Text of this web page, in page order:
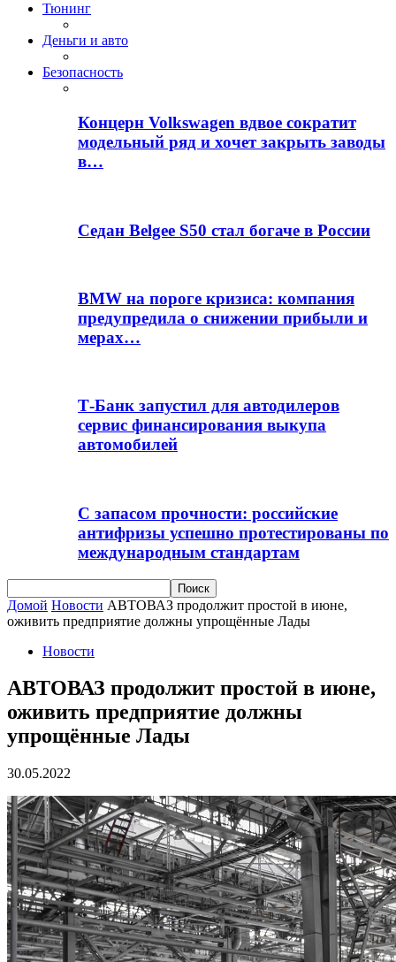
Тюнинг
Деньги и авто
Безопасность
Концерн Volkswagen вдвое сократит
модельный ряд и хочет закрыть заводы
в…
Седан Belgee S50 стал богаче в России
BMW на пороге кризиса: компания
предупредила о снижении прибыли и
мерах…
Т-Банк запустил для автодилеров
сервис финансирования выкупа
автомобилей
С запасом прочности: российские
антифризы успешно протестированы по
международным стандартам
Домой Новости АВТОВАЗ продолжит простой в июне,
оживить предприятие должны упрощённые Лады
Новости
АВТОВАЗ продолжит простой в июне,
оживить предприятие должны
упрощённые Лады
30.05.2022